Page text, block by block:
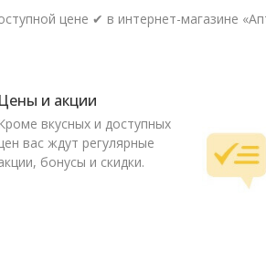
цене ✔ в интернет-магазине
Цены и акции
Кроме вкусных и доступных
вас ждут регулярные
бонусы и скидки.